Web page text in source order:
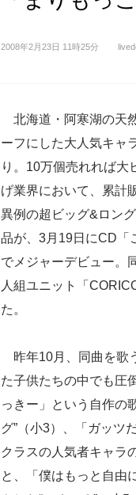
2008年2月23日 11時25分
北海道・阿寒湖の天
ーフにした大人気キャ
り。10万個売れれば大
げ業界において、累計
異例の超ビッグ&ロン
品が、3月19日にCD「
でメジャーデビュー。
人組ユニット「
た。
昨年10月、同曲を歌
た子供たちの中でも圧
っきー」という自作の
グ”（小3）、「ガッツ
クラスの人気者キャラ
と、「僕はもっと自由